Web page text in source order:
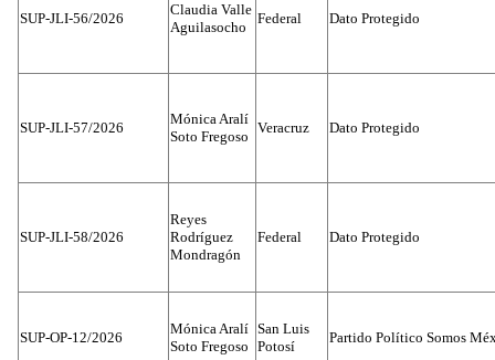
SUP-JLI-56/2026
Claudia Valle
Aguilasocho
Federal Dato Protegido
SUP-JLI-57/2026
Mónica Aralí
Soto Fregoso
Veracruz Dato Protegido
SUP-JLI-58/2026
Reyes
Rodríguez
Mondragón
Federal Dato Protegido
SUP-OP-12/2026
Mónica Aralí
Soto Fregoso
San Luis
Potosí
Partido Político Somos